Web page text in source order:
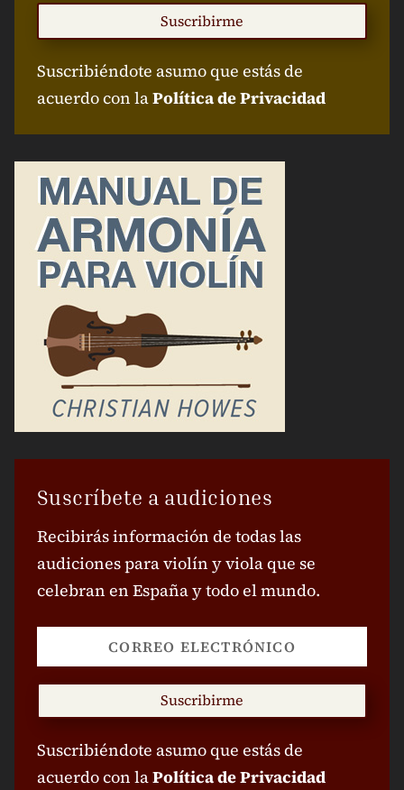
Suscribirme
Suscribiéndote asumo que estás de
acuerdo con laPolítica de Privacidad
Suscríbete a audiciones
Recibirás información de todas las
audiciones para violín y viola que se
celebran en España y todo el mundo.
Suscribirme
Suscribiéndote asumo que estás de
acuerdo con laPolítica de Privacidad